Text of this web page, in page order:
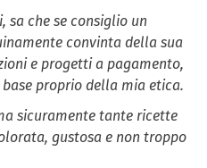
sa che se consiglio un
convinta della sua
e progetti a pagamento,
proprio della mia etica.
sicuramente tante ricette
gustosa e non troppo